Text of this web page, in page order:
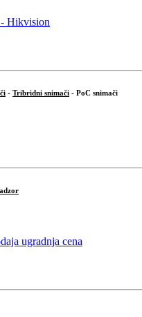
- Tribridni snimači - PoC snimači